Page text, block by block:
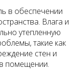
в обеспечении
Влага и
утепленную
такие как
стен и
помещении.